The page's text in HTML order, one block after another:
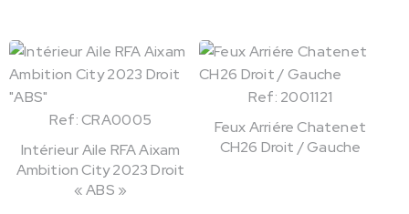
Ref: CRA0005
Intérieur Aile RFA Aixam
Ambition City 2023 Droit
« ABS »
Ref: 2001121
Feux Arriére Chatenet
CH26 Droit / Gauche